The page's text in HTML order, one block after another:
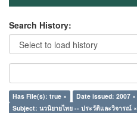
Search History:
Has File(s): true × Date issued: 2007 ×
Subject: นวนิยายไทย -- ประวัติและวิจารณ์ ×